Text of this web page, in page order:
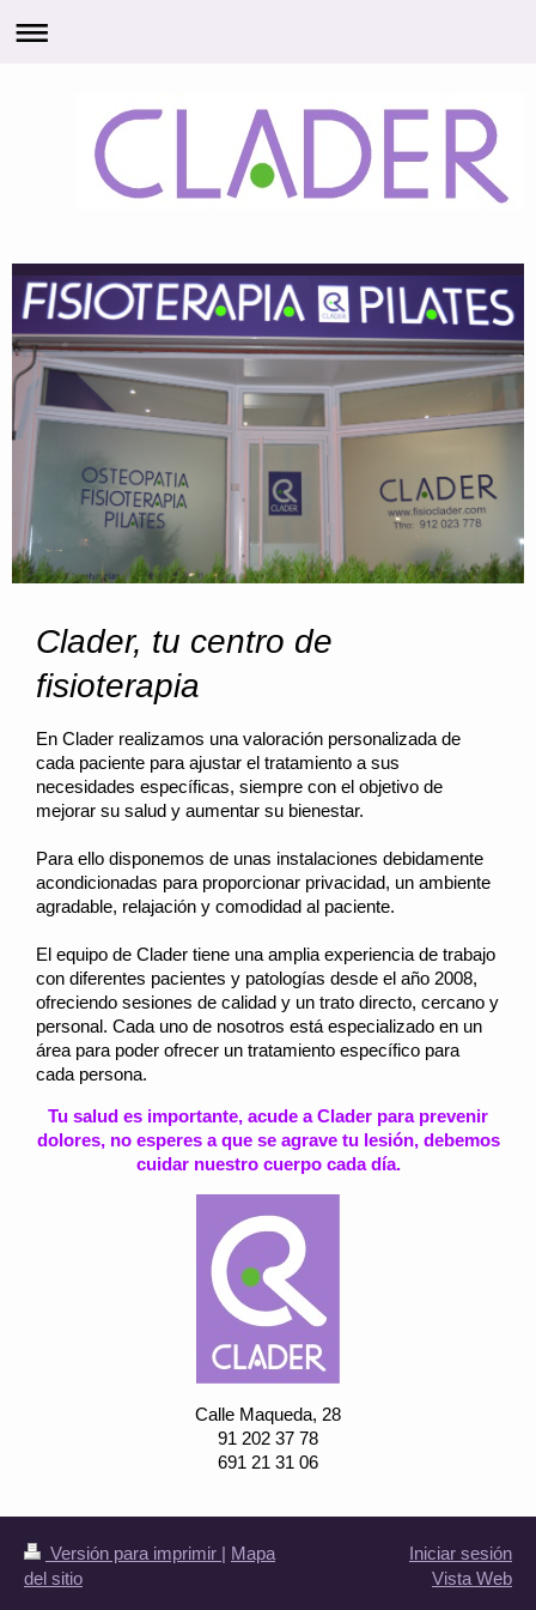
Clader, tu centro de
fisioterapia
En Clader realizamos una valoración personalizada de
cada paciente para ajustar el tratamiento a sus
necesidades específicas, siempre con el objetivo de
mejorar su salud y aumentar su bienestar.
Para ello disponemos de unas instalaciones debidamente
acondicionadas para proporcionar privacidad, un ambiente
agradable, relajación y comodidad al paciente.
El equipo de Clader tiene una amplia experiencia de trabajo
con diferentes pacientes y patologías desde el año 2008,
ofreciendo sesiones de calidad y un trato directo, cercano y
personal. Cada uno de nosotros está especializado en un
área para poder ofrecer un tratamiento específico para
cada persona.
Tu salud es importante, acude a Clader para prevenir
dolores, no esperes a que se agrave tu lesión, debemos
cuidar nuestro cuerpo cada día.
Calle Maqueda, 28
91 202 37 78
691 21 31 06
Versión para imprimir | Mapa
del sitio
Iniciar sesión
Vista Web